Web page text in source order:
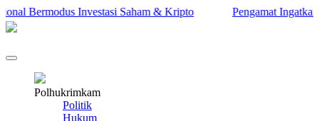
Investasi Saham & Kripto Pengamat Ingatkan
Polhukrimkam
Politik
Hukum